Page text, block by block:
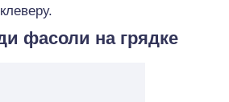
фасоли на грядке